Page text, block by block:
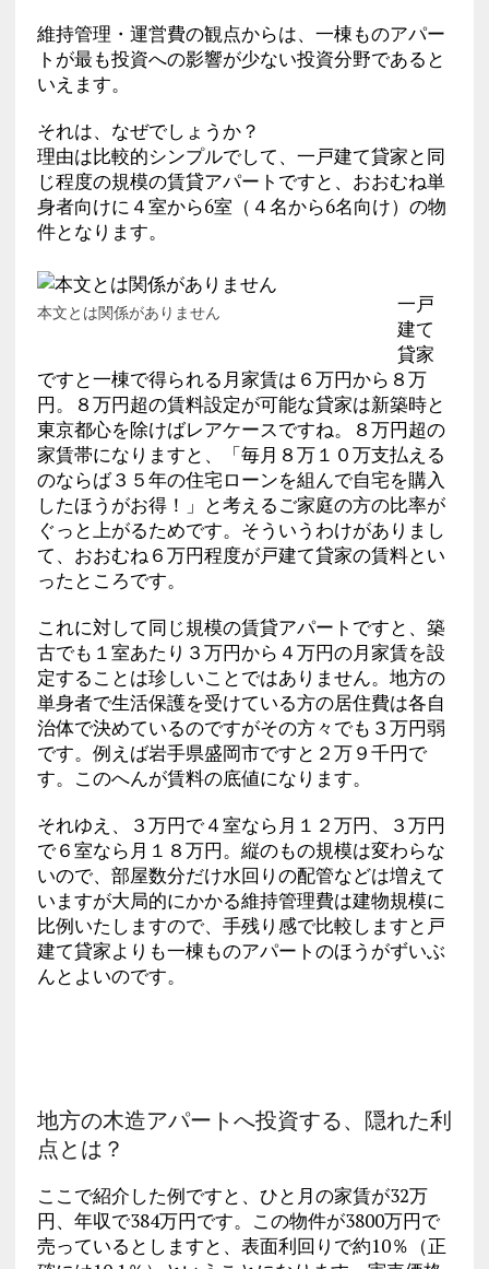
維持管理・運営費の観点からは、一棟ものアパー
トが最も投資への影響が少ない投資分野であると
いえます。
それは、なぜでしょうか？
理由は比較的シンプルでして、一戸建て貸家と同
じ程度の規模の賃貸アパートですと、おおむね単
身者向けに４室から6室（４名から6名向け）の物
件となります。
本文とは関係がありません
一戸
建て
貸家
ですと一棟で得られる月家賃は６万円から８万
円。８万円超の賃料設定が可能な貸家は新築時と
東京都心を除けばレアケースですね。８万円超の
家賃帯になりますと、「毎月８万１０万支払える
のならば３５年の住宅ローンを組んで自宅を購入
したほうがお得！」と考えるご家庭の方の比率が
ぐっと上がるためです。そういうわけがありまし
て、おおむね６万円程度が戸建て貸家の賃料とい
ったところです。
これに対して同じ規模の賃貸アパートですと、築
古でも１室あたり３万円から４万円の月家賃を設
定することは珍しいことではありません。地方の
単身者で生活保護を受けている方の居住費は各自
治体で決めているのですがその方々でも３万円弱
です。例えば岩手県盛岡市ですと２万９千円で
す。このへんが賃料の底値になります。
それゆえ、３万円で４室なら月１２万円、３万円
で６室なら月１８万円。縦のもの規模は変わらな
いので、部屋数分だけ水回りの配管などは増えて
いますが大局的にかかる維持管理費は建物規模に
比例いたしますので、手残り感で比較しますと戸
建て貸家よりも一棟ものアパートのほうがずいぶ
んとよいのです。
地方の木造アパートへ投資する、隠れた利
点とは？
ここで紹介した例ですと、ひと月の家賃が32万
円、年収で384万円です。この物件が3800万円で
売っているとしますと、表面利回りで約10％（正